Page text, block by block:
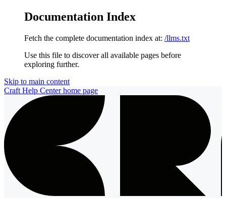
Documentation Index
Fetch the complete documentation index at: /llms.txt
Use this file to discover all available pages before
exploring further.
Skip to main content
Craft Help Centerhome page